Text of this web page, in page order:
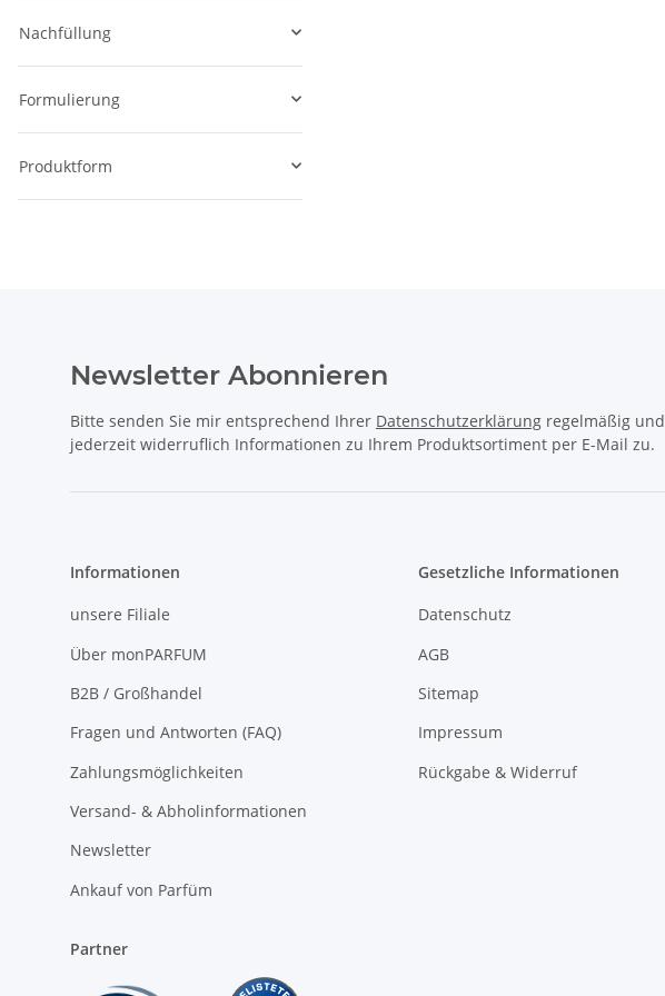
Nachfüllung
Formulierung
Produktform
Newsletter Abonnieren
Bitte senden Sie mir entsprechend Ihrer Datenschutzerklärung regelmäßig und
jederzeit widerruflich Informationen zu Ihrem Produktsortiment per E-Mail zu.
Informationen
unsere Filiale
Über monPARFUM
B2B / Großhandel
Fragen und Antworten (FAQ)
Zahlungsmöglichkeiten
Versand- & Abholinformationen
Newsletter
Ankauf von Parfüm
Gesetzliche Informationen
Datenschutz
AGB
Sitemap
Impressum
Rückgabe & Widerruf
Partner